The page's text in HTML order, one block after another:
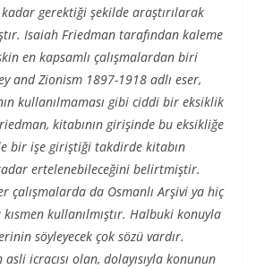
gerektiği şekilde araştırılarak
Isaiah Friedman tarafından kaleme
en kapsamlı çalışmalardan biri
and Zionism 1897-1918 adlı eser,
kulla­nılmaması gibi ciddi bir eksiklik
kitabının girişinde bu eksikliğe
bir işe gi­riştiği takdirde kitabın
ertelenebilece­ğini belirtmiştir.
çalışmalarda da Osmanlı Arşivi ya hiç
kullanılmıştır. Halbuki konuyla
söyleyecek çok sözü vardır.
icracısı olan, dolayısıyla konunun